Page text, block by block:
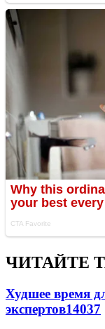
ЧИТАЙТЕ
Худшее время
экспертов14037